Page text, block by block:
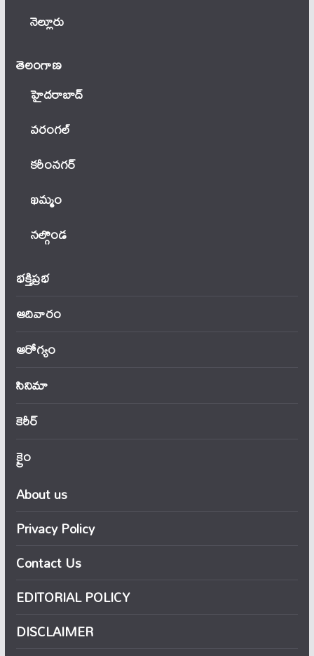
నెల్లూరు
తెలంగాణ‌
హైదరాబాద్
వ‌రంగ‌ల్
కరీంనగర్
ఖ‌మ్మం
నల్గొండ
భక్తిప్రభ
ఆదివారం
ఆరోగ్యం
సినిమా
కెరీర్
క్రైం
About us
Privacy Policy
Contact Us
EDITORIAL POLICY
DISCLAIMER